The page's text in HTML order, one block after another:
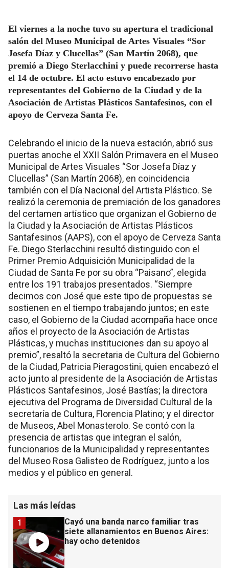
El viernes a la noche tuvo su apertura el tradicional
salón del Museo Municipal de Artes Visuales “Sor
Josefa Díaz y Clucellas” (San Martín 2068), que
premió a Diego Sterlacchini y puede recorrerse hasta
el 14 de octubre. El acto estuvo encabezado por
representantes del Gobierno de la Ciudad y de la
Asociación de Artistas Plásticos Santafesinos, con el
apoyo de Cerveza Santa Fe.
Celebrando el inicio de la nueva estación, abrió sus
puertas anoche el XXII Salón Primavera en el Museo
Municipal de Artes Visuales “Sor Josefa Díaz y
Clucellas” (San Martín 2068), en coincidencia
también con el Día Nacional del Artista Plástico. Se
realizó la ceremonia de premiación de los ganadores
del certamen artístico que organizan el Gobierno de
la Ciudad y la Asociación de Artistas Plásticos
Santafesinos (AAPS), con el apoyo de Cerveza Santa
Fe. Diego Sterlacchini resultó distinguido con el
Primer Premio Adquisición Municipalidad de la
Ciudad de Santa Fe por su obra “Paisano”, elegida
entre los 191 trabajos presentados. “Siempre
decimos con José que este tipo de propuestas se
sostienen en el tiempo trabajando juntos; en este
caso, el Gobierno de la Ciudad acompaña hace once
años el proyecto de la Asociación de Artistas
Plásticas, y muchas instituciones dan su apoyo al
premio”, resaltó la secretaria de Cultura del Gobierno
de la Ciudad, Patricia Pieragostini, quien encabezó el
acto junto al presidente de la Asociación de Artistas
Plásticos Santafesinos, José Bastías; la directora
ejecutiva del Programa de Diversidad Cultural de la
secretaría de Cultura, Florencia Platino; y el director
de Museos, Abel Monasterolo. Se contó con la
presencia de artistas que integran el salón,
funcionarios de la Municipalidad y representantes
del Museo Rosa Galisteo de Rodríguez, junto a los
medios y el público en general.
Las más leídas
Cayó una banda narco familiar tras
siete allanamientos en Buenos Aires:
hay ocho detenidos
1